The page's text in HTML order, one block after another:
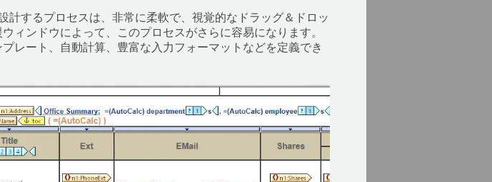
するプロセスは、非常に柔軟で、視覚的なドラッグ＆ドロッ
ィンドウによって、このプロセスがさらに容易になります。
レート、自動計算、豊富な入力フォーマットなどを定義でき